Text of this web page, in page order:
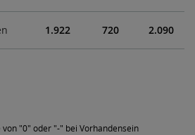
1.922 720 2.090
"0" oder "-" bei Vorhandensein